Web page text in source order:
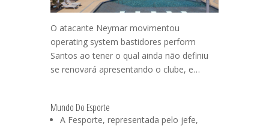
O atacante Neymar movimentou
operating system bastidores perform
Santos ao tener o qual ainda não definiu
se renovará apresentando o clube, e…
Mundo Do Esporte
A Fesporte, representada pelo jefe,